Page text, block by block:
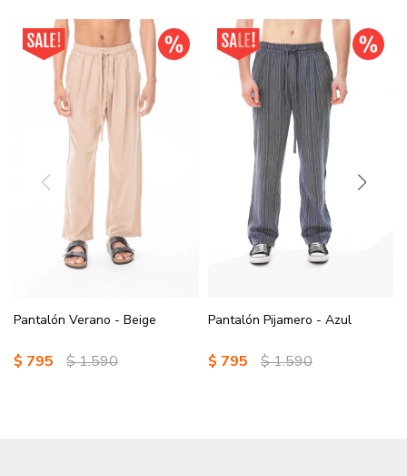
Pantalón Verano - Beige
$ 795 $1.590
Pantalón Pijamero - Azul
$ 795 $1.590